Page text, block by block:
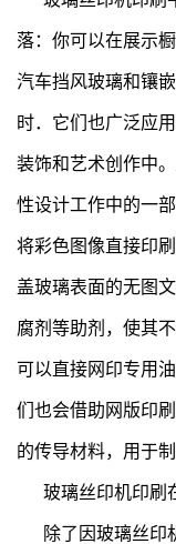
落：你可以在展示
汽车挡风玻璃和镶
时．它们也广泛应
装饰和艺术创作中
性设计工作中的一
将彩色图像直接印
盖玻璃表面的无图
腐剂等助剂，使其
可以直接网印专用
们也会借助网版印
的传导材料，用于
玻璃丝印机印刷
除了因玻璃丝印